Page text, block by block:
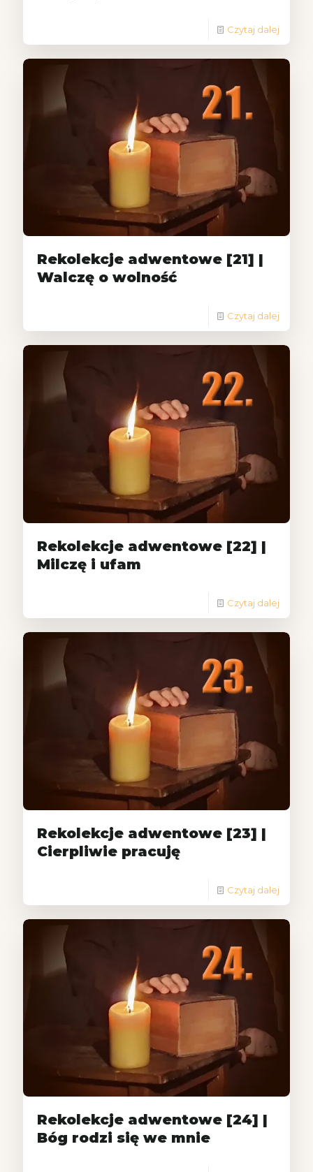
Czytaj dalej
Rekolekcje adwentowe [21] |
Walczę o wolność
Czytaj dalej
Rekolekcje adwentowe [22] |
Milczę i ufam
Czytaj dalej
Rekolekcje adwentowe [23] |
Cierpliwie pracuję
Czytaj dalej
Rekolekcje adwentowe [24] |
Bóg rodzi się we mnie